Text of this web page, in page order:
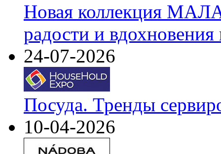
Новая коллекция
радости и
24-07-2026
Посуда. Тренды
10-04-2026